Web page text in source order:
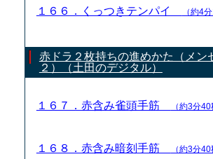
１６６．くっつきテンパイ （約4
赤ドラ２枚持ちの進めかた（メン
２）（土田のデジタル）
１６７．赤含み雀頭手筋 （約3分40
１６８．赤含み暗刻手筋 （約3分40